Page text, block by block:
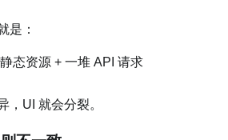
是：
态资源 + 一堆 API 请求
，UI 就会分裂。